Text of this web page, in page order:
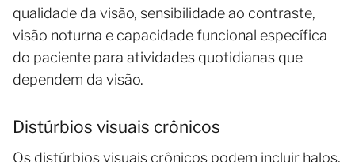
qualidade da visão, sensibilidade ao contraste,
visão noturna e capacidade funcional específica
do paciente para atividades quotidianas que
dependem da visão.
Distúrbios visuais crônicos
Os distúrbios visuais crônicos podem incluir halos,